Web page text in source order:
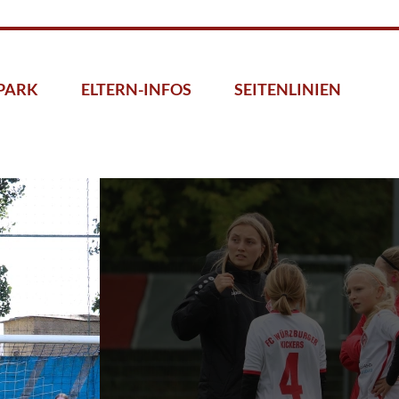
ELTERN-INFOS SEITENLINIEN